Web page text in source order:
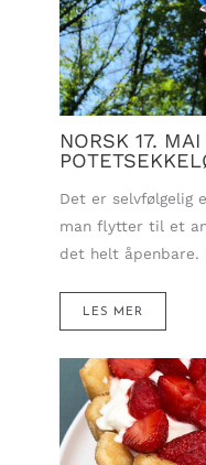
NORSK 17.
Det er selvfølgelig
man flytter til et
det helt åpenbare.
LES MER